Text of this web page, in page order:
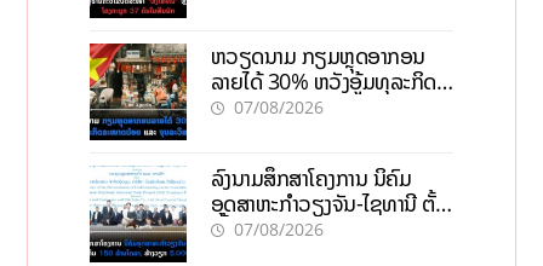
ຫວຽດນາມ ກຽມຫຼຸດອາກອນ
ລາຍໄດ້ 30% ຫວັງອູ້ມທຸລະກິດ
ຂະໜາດນ້ອຍ ແລະ ຈຸນລະ
07/08/2026
ລົງນາມສຶກສາໂຄງການ ນິຄົມ
ອຸດສາຫະກຳວຽງຈັນ-ໄຊທານີ ຕັ້ງ
ເປົ້າດຶງທຶນ 150 ລ້ານໂດລາ, ສ້າງ
07/08/2026